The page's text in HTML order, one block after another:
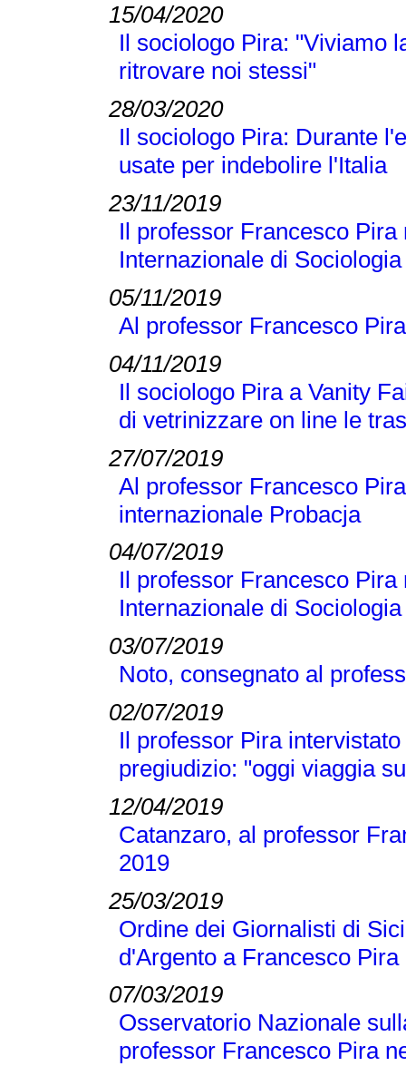
15/04/2020
Il sociologo Pira: "Viviamo
ritrovare noi stessi"
28/03/2020
Il sociologo Pira: Durante
usate per indebolire l'Italia
23/11/2019
Il professor Francesco
Internazionale di
05/11/2019
Al professor Francesco
04/11/2019
Il sociologo Pira a Vanity
di vetrinizzare on line le
27/07/2019
Al professor Francesco
internazionale Probacja
04/07/2019
Il professor Francesco
Internazionale di
03/07/2019
Noto, consegnato al
02/07/2019
Il professor Pira
pregiudizio: "oggi viaggia
12/04/2019
Catanzaro, al professor
2019
25/03/2019
Ordine dei Giornalisti di
d'Argento a Francesco Pira
07/03/2019
Osservatorio Nazionale
professor Francesco Pira